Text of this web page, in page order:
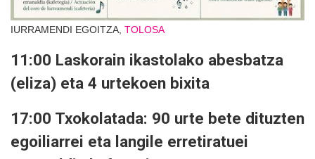
IURRAMENDI EGOITZA, TOLOSA
11:00 Laskorain ikastolako abesbatza
(eliza) eta 4 urtekoen bixita
17:00 Txokolatada: 90 urte bete dituzten
egoiliarrei eta langile erretiratuei